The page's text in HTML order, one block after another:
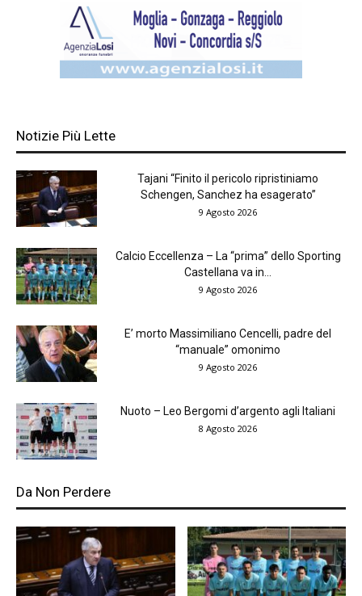
Notizie Più Lette
Tajani “Finito il pericolo ripristiniamo
Schengen, Sanchez ha esagerato”
9 Agosto 2026
Calcio Eccellenza – La “prima” dello Sporting
Castellana va in...
9 Agosto 2026
E’ morto Massimiliano Cencelli, padre del
“manuale” omonimo
9 Agosto 2026
Nuoto – Leo Bergomi d’argento agli Italiani
8 Agosto 2026
Da Non Perdere